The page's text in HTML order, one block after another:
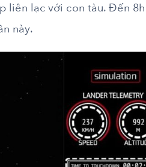
liên lạc với con tàu. Đến 8h
này.